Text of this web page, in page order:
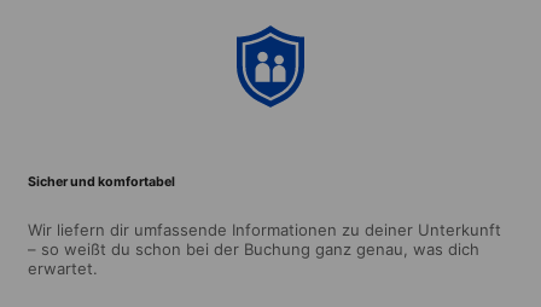
Sicher und komfortabel
Wir liefern dir umfassende Informationen zu deiner Unterkunft
– so weißt du schon bei der Buchung ganz genau, was dich
erwartet.